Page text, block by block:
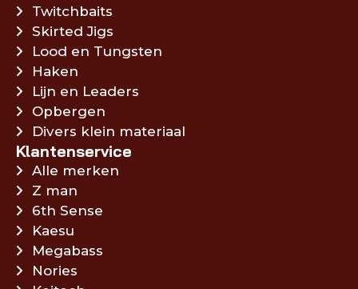
Twitchbaits
Skirted Jigs
Lood en Tungsten
Haken
Lijn en Leaders
Opbergen
Divers klein materiaal
Klantenservice
Alle merken
Z man
6th Sense
Kaesu
Megabass
Nories